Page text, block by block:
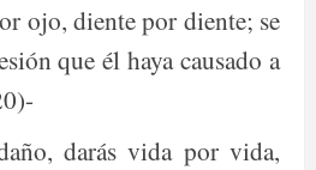
ojo, diente por diente; se
que él haya causado a
darás vida por vida,